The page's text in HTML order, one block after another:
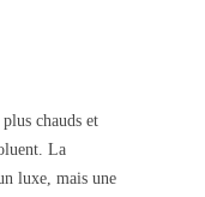
chauds et
La
luxe, mais une